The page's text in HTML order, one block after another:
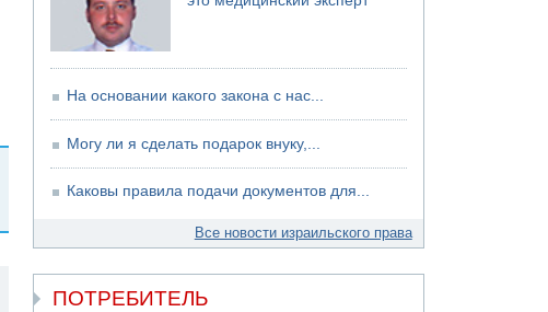
На основании какого закона с нас...
Могу ли я сделать подарок внуку,...
Каковы правила подачи документов для...
Все новости израильского права
ПОТРЕБИТЕЛЬ